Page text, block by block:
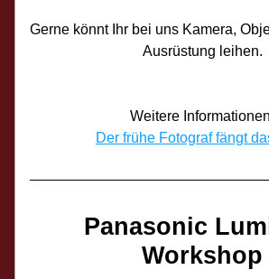
Gerne könnt Ihr bei uns Kamera,
Ausrüstung leihen.
Weitere
Der frühe Fotograf fängt
Panasonic
Workshop